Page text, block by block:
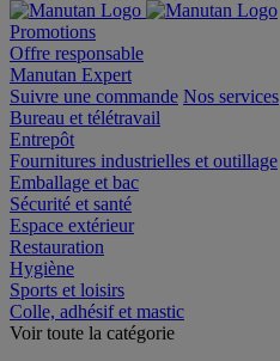
Promotions
Offre responsable
Manutan Expert
Suivre une commande Nos services
Bureau et télétravail
Entrepôt
Fournitures industrielles et outillage
Emballage et bac
Sécurité et santé
Espace extérieur
Restauration
Hygiène
Sports et loisirs
Colle, adhésif et mastic
Voir toute la catégorie